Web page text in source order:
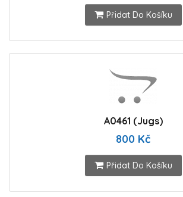
Přidat Do Košíku
A0461 (Jugs)
800 Kč
Přidat Do Košíku